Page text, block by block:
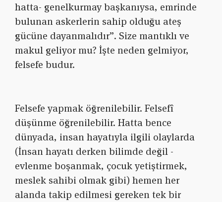
hatta- genelkurmay başkanıysa, emrinde
bulunan askerlerin sahip olduğu ateş
gücüne dayanmalıdır”. Size mantıklı ve
makul geliyor mu? İşte neden gelmiyor,
felsefe budur.
Felsefe yapmak öğrenilebilir. Felsefî
düşünme öğrenilebilir. Hatta bence
dünyada, insan hayatıyla ilgili olaylarda
(İnsan hayatı derken bilimde değil -
evlenme boşanmak, çocuk yetiştirmek,
meslek sahibi olmak gibi) hemen her
alanda takip edilmesi gereken tek bir